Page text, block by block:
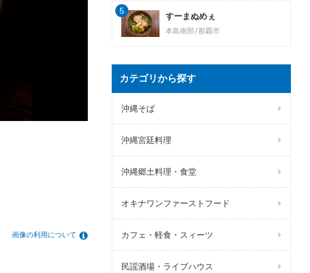
画像の利用について
すーまぬめぇ
本島南部 那覇市
5
カテゴリから探す
沖縄そば
沖縄宮廷料理
沖縄郷土料理・食堂
オキナワンファーストフード
カフェ・軽食・スィーツ
民謡酒場・ライブハウス